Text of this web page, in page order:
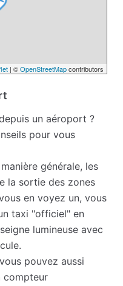
| ©OpenStreetMapcontributors
un aéroport ?
pour vous
générale, les
la sortie des zones
en voyez un, vous
taxi "officiel" en
lumineuse avec
pouvez aussi
compteur